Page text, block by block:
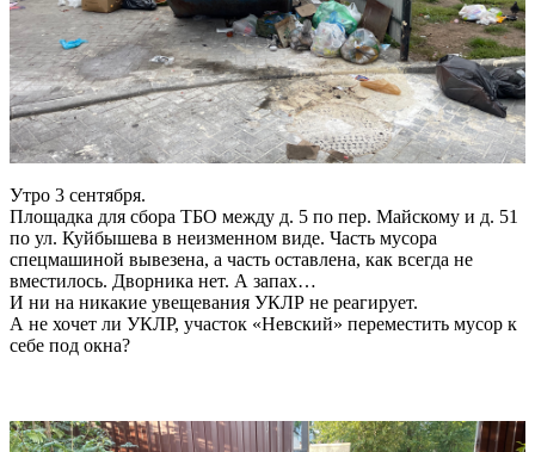
Утро 3 сентября.
Площадка для сбора ТБО между д. 5 по пер. Майскому и д. 51
по ул. Куйбышева в неизменном виде. Часть мусора
спецмашиной вывезена, а часть оставлена, как всегда не
вместилось. Дворника нет. А запах…
И ни на никакие увещевания УКЛР не реагирует.
А не хочет ли УКЛР, участок «Невский» переместить мусор к
себе под окна?